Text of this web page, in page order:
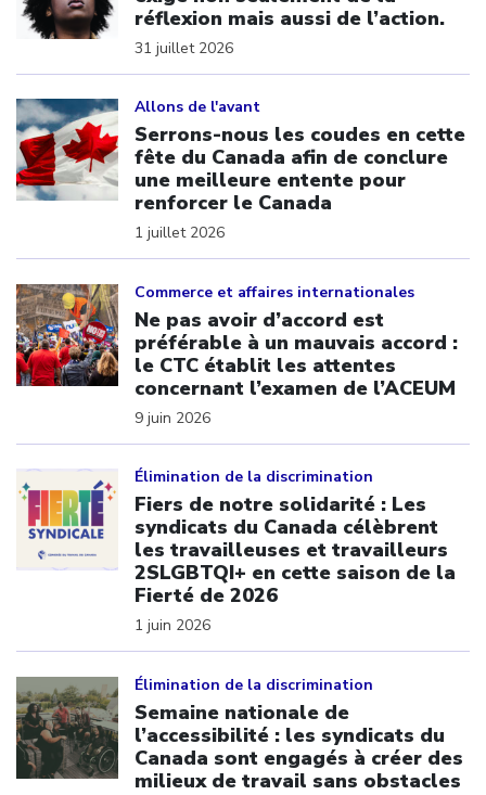
réflexion mais aussi de l’action.
31 juillet 2026
Allons de l'avant
Serrons-nous les coudes en cette
fête du Canada afin de conclure
une meilleure entente pour
renforcer le Canada
1 juillet 2026
Commerce et affaires internationales
Ne pas avoir d’accord est
préférable à un mauvais accord :
le CTC établit les attentes
concernant l’examen de l’ACEUM
9 juin 2026
Élimination de la discrimination
Fiers de notre solidarité : Les
syndicats du Canada célèbrent
les travailleuses et travailleurs
2SLGBTQI+ en cette saison de la
Fierté de 2026
1 juin 2026
Élimination de la discrimination
Semaine nationale de
l’accessibilité : les syndicats du
Canada sont engagés à créer des
milieux de travail sans obstacles